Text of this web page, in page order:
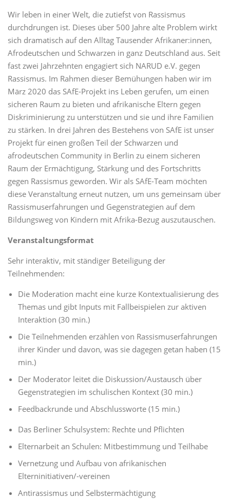
Wir leben in einer Welt, die zutiefst von Rassismus
durchdrungen ist. Dieses über 500 Jahre alte Problem wirkt
sich dramatisch auf den Alltag Tausender Afrikaner:innen,
Afrodeutschen und Schwarzen in ganz Deutschland aus. Seit
fast zwei Jahrzehnten engagiert sich NARUD e.V. gegen
Rassismus. Im Rahmen dieser Bemühungen haben wir im
März 2020 das SAfE-Projekt ins Leben gerufen, um einen
sicheren Raum zu bieten und afrikanische Eltern gegen
Diskriminierung zu unterstützen und sie und ihre Familien
zu stärken. In drei Jahren des Bestehens von SAfE ist unser
Projekt für einen großen Teil der Schwarzen und
afrodeutschen Community in Berlin zu einem sicheren
Raum der Ermächtigung, Stärkung und des Fortschritts
gegen Rassismus geworden. Wir als SAfE-Team möchten
diese Veranstaltung erneut nutzen, um uns gemeinsam über
Rassismuserfahrungen und Gegenstrategien auf dem
Bildungsweg von Kindern mit Afrika-Bezug auszutauschen.
Veranstaltungsformat
Sehr interaktiv, mit ständiger Beteiligung der
Teilnehmenden:
Die Moderation macht eine kurze Kontextualisierung des
Themas und gibt Inputs mit Fallbeispielen zur aktiven
Interaktion (30 min.)
Die Teilnehmenden erzählen von Rassismuserfahrungen
ihrer Kinder und davon, was sie dagegen getan haben (15
min.)
Der Moderator leitet die Diskussion/Austausch über
Gegenstrategien im schulischen Kontext (30 min.)
Feedbackrunde und Abschlussworte (15 min.)
Das Berliner Schulsystem: Rechte und Pflichten
Elternarbeit an Schulen: Mitbestimmung und Teilhabe
Vernetzung und Aufbau von afrikanischen
Elterninitiativen/-vereinen
Antirassismus und Selbstermächtigung